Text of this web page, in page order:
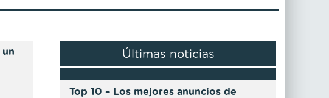
un
Últimas noticias
Top 10 – Los mejores anuncios de